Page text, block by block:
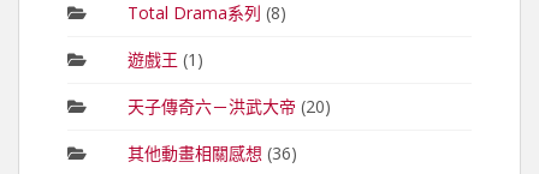
Total Drama系列 (8)
遊戲王 (1)
天子傳奇六－洪武大帝 (20)
其他動畫相關感想 (36)